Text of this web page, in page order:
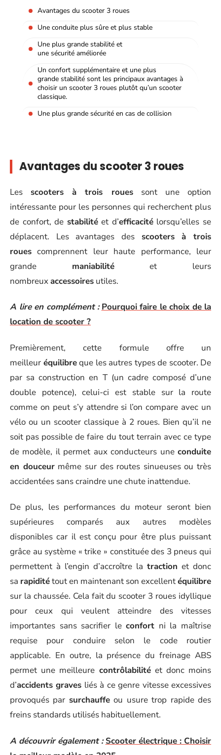
Avantages du scooter 3 roues
Une conduite plus sûre et plus stable
Une plus grande stabilité et
une sécurité améliorée
Un confort supplémentaire et une plus
grande stabilité sont les principaux avantages à
choisir un scooter 3 roues plutôt qu’un scooter
classique.
Une plus grande sécurité en cas de collision
Avantages du scooter 3 roues
Les scooters à trois rouessont une option
intéressante pour les personnes qui recherchent plus
de confort, de stabilitéet d’efficacitélorsqu’elles se
déplacent. Les avantages des scooters à trois
roues comprennent leur haute performance, leur
grande maniabilitéet leurs
nombreuxaccessoires utiles.
A lire en complément : Pourquoi faire le choix de la
location de scooter ?
Premièrement, cette formule offre un
meilleur équilibreque les autres types de scooter. De
par sa construction en T (un cadre composé d’une
double potence), celui-ci est stable sur la route
comme on peut s’y attendre si l’on compare avec un
vélo ou un scooter classique à 2 roues. Bien qu’il ne
soit pas possible de faire du tout terrain avec ce type
de modèle, il permet aux conducteurs une conduite
en douceurmême sur des routes sinueuses ou très
accidentées sans craindre une chute inattendue.
De plus, les performances du moteur seront bien
supérieures comparés aux autres modèles
disponibles car il est conçu pour être plus puissant
grâce au système « trike » constituée des 3 pneus qui
permettent à l’engin d’accroître la traction et donc
sa rapiditétout en maintenant son excellentéquilibre
sur la chaussée. Cela fait du scooter 3 roues idyllique
pour ceux qui veulent atteindre des vitesses
importantes sans sacrifier leconfort ni la maîtrise
requise pour conduire selon le code routier
applicable. En outre, la présence du freinage ABS
permet une meilleure contrôlabilitéet donc moins
d’accidents graves liés à ce genre vitesse excessives
provoqués par surchauffeou usure trop rapide des
freins standards utilisés habituellement.
A découvrir également : Scooter électrique : Choisir